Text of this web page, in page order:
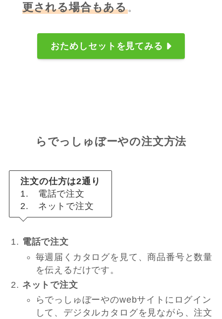
更される場合もある。
おためしセットを見てみる
らでっしゅぼーやの注文方法
注文の仕方は2通り
1. 電話で注文
2. ネットで注文
電話で注文
毎週届くカタログを見て、商品番号と数量
を伝えるだけです。
ネットで注文
らでっしゅぼーやのwebサイトにログイン
して、デジタルカタログを見ながら、注文